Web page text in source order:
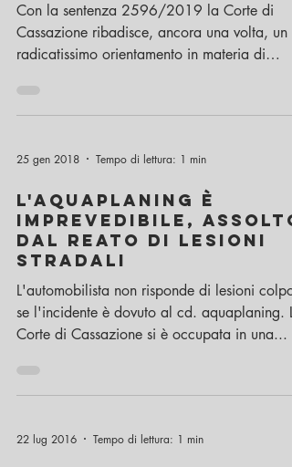
Con la sentenza 2596/2019 la Corte di
Cassazione ribadisce, ancora una volta, un
radicatissimo orientamento in materia di
25 gen 2018 Tempo di lettura: 1 min
L'aquaplaning è
imprevedibile, assolto
dal reato di lesioni
stradali
L'automobilista non risponde di lesioni
se l'incidente è dovuto al cd. aquaplaning.
Corte di Cassazione si è occupata in una...
22 lug 2016 Tempo di lettura: 1 min